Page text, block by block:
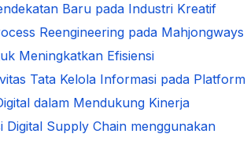
Baru pada Industri Kreatif
Reengineering pada Mahjongways
Meningkatkan Efisiensi
Tata Kelola Informasi pada Platform
dalam Mendukung Kinerja
Digital Supply Chain menggunakan